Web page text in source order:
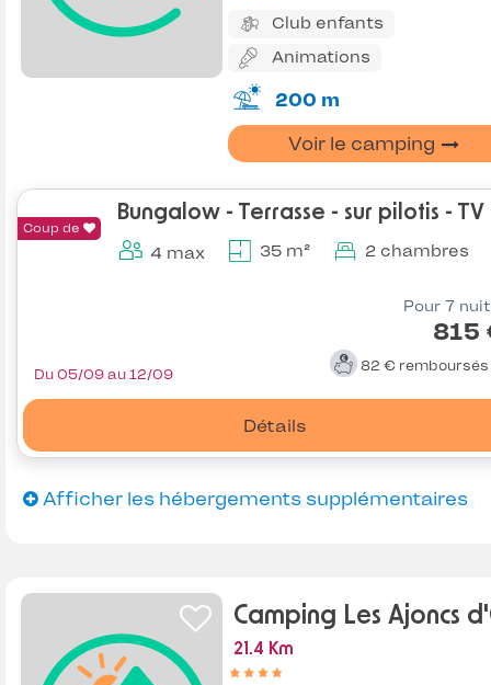
Club enfants
Animations
200 m
Voir le camping
Coup de
Bungalow - Terrasse - sur pilotis - TV
4 max 35 m² 2 chambres
Pour 7
815
82 € remboursés
Détails
Du 05/09 au 12/09
Afficher les hébergements supplémentaires
Camping Les Ajoncs
21.4 Km